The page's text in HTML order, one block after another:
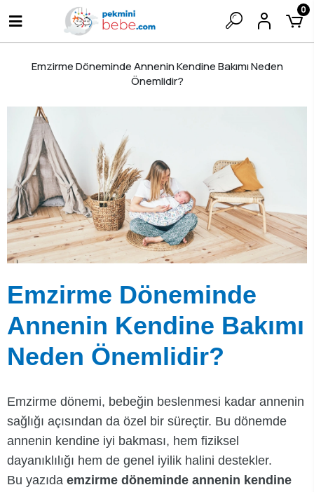
0
Emzirme Döneminde Annenin Kendine Bakımı Neden
Önemlidir?
Emzirme Döneminde
Annenin Kendine Bakımı
Neden Önemlidir?
Emzirme dönemi, bebeğin beslenmesi kadar annenin
sağlığı açısından da özel bir süreçtir. Bu dönemde
annenin kendine iyi bakması, hem fiziksel
dayanıklılığı hem de genel iyilik halini destekler.
Bu yazıda emzirme döneminde annenin kendine